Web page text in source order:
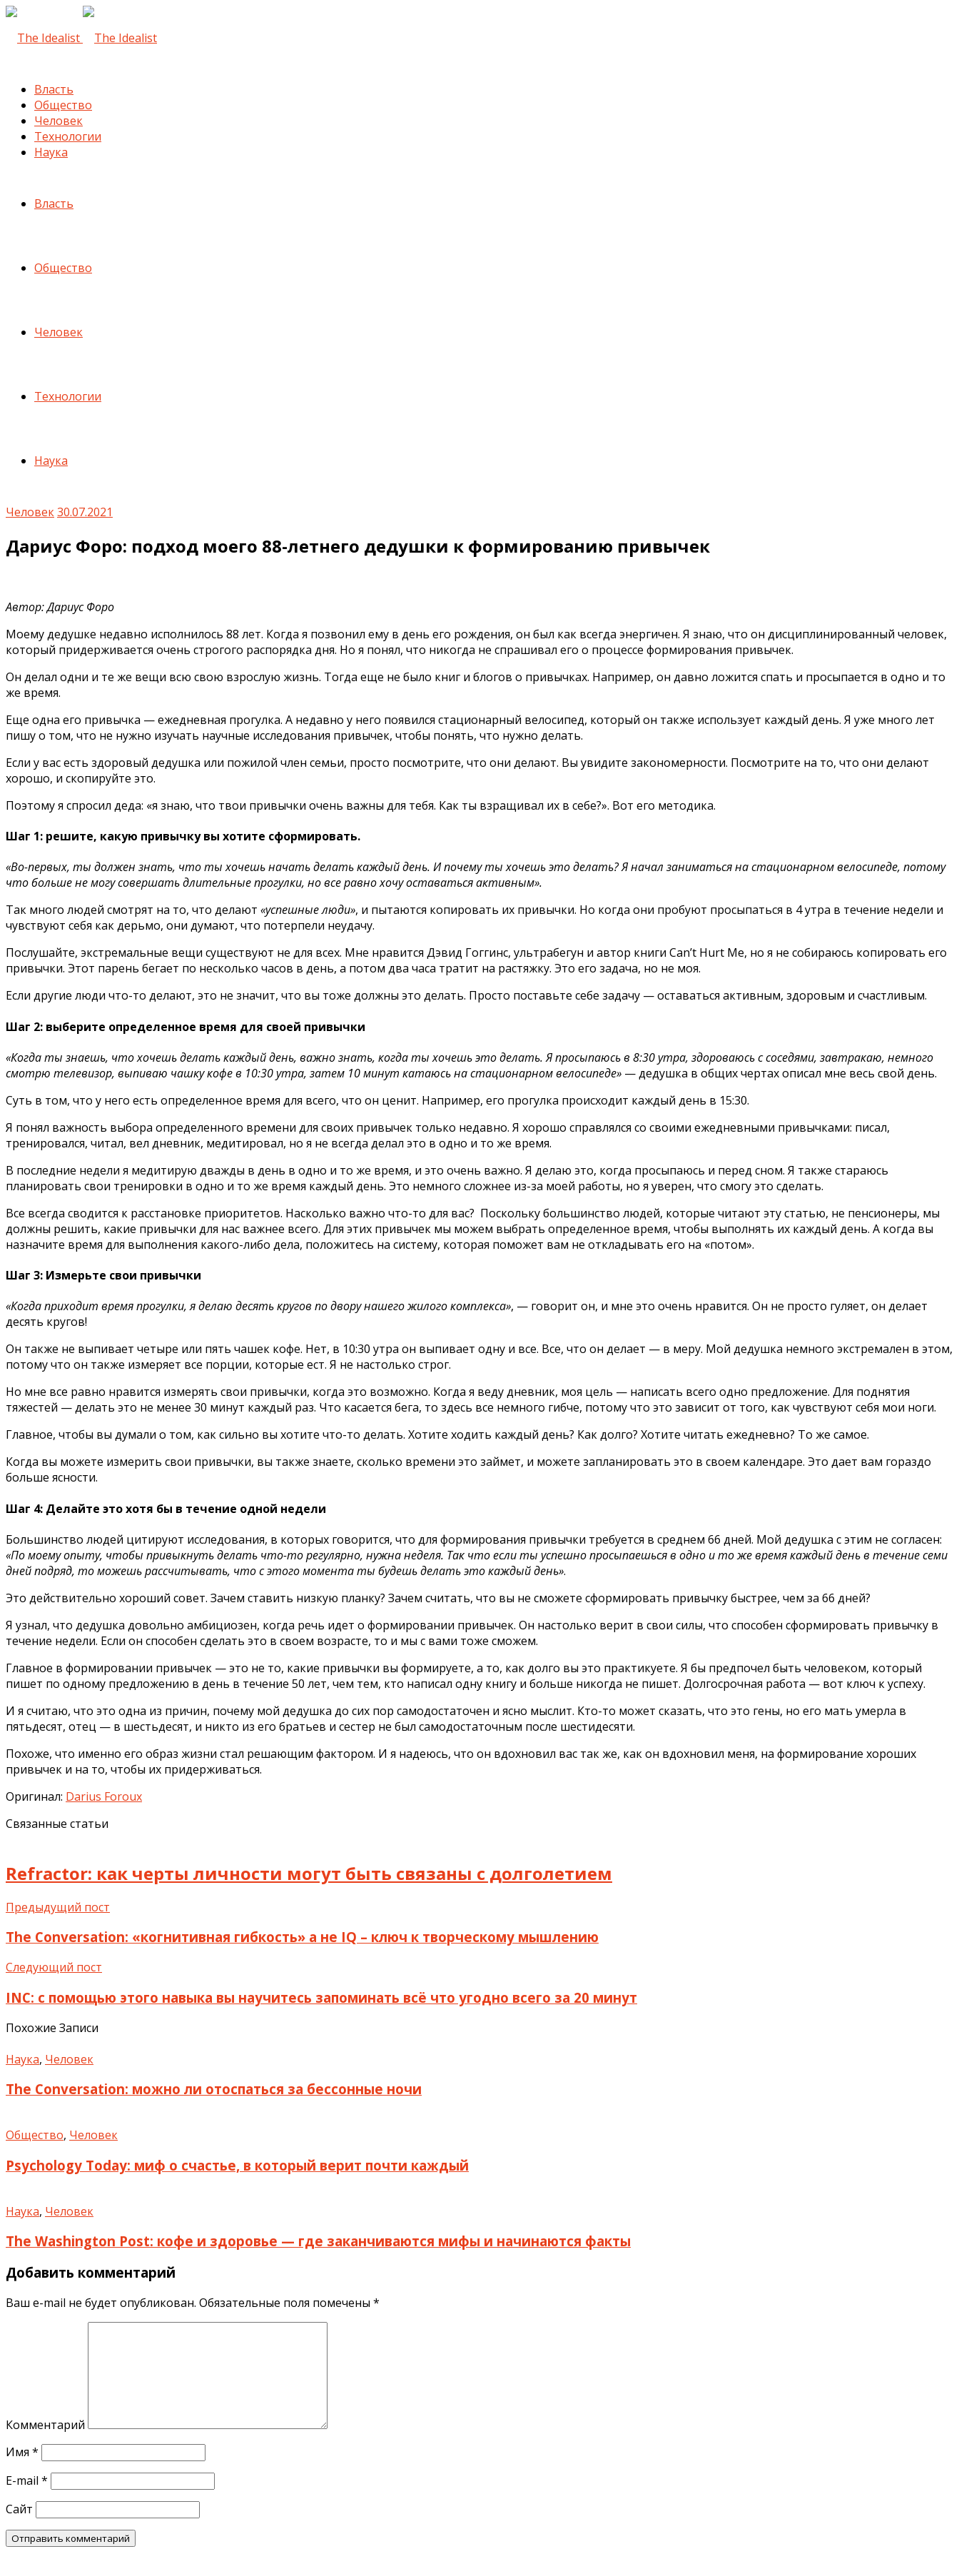
Власть
Общество
Человек
Технологии
Наука
Власть
Общество
Человек
Технологии
Наука
Человек30.07.2021
Дариус Форо: подход моего 88-летнего дедушки к формированию привычек
Автор: Дариус Форо
Моему дедушке недавно исполнилось 88 лет. Когда я позвонил ему в день его рождения, он был как всегда энергичен. Я знаю, что он дисциплинированный человек,
который придерживается очень строгого распорядка дня. Но я понял, что никогда не спрашивал его о процессе формирования привычек.
Он делал одни и те же вещи всю свою взрослую жизнь. Тогда еще не было книг и блогов о привычках. Например, он давно ложится спать и просыпается в одно и то
же время.
Еще одна его привычка — ежедневная прогулка. А недавно у него появился стационарный велосипед, который он также использует каждый день. Я уже много лет
пишу о том, что не нужно изучать научные исследования привычек, чтобы понять, что нужно делать.
Если у вас есть здоровый дедушка или пожилой член семьи, просто посмотрите, что они делают. Вы увидите закономерности. Посмотрите на то, что они делают
хорошо, и скопируйте это.
Поэтому я спросил деда: «я знаю, что твои привычки очень важны для тебя. Как ты взращивал их в себе?». Вот его методика.
Шаг 1: решите, какую привычку вы хотите сформировать.
«Во-первых, ты должен знать, что ты хочешь начать делать каждый день. И почему ты хочешь это делать? Я начал заниматься на стационарном велосипеде, потому
что больше не могу совершать длительные прогулки, но все равно хочу оставаться активным».
Так много людей смотрят на то, что делают «успешные люди», и пытаются копировать их привычки. Но когда они пробуют просыпаться в 4 утра в течение недели и
чувствуют себя как дерьмо, они думают, что потерпели неудачу.
Послушайте, экстремальные вещи существуют не для всех. Мне нравится Дэвид Гоггинс, ультрабегун и автор книги Can’t Hurt Me, но я не собираюсь копировать его
привычки. Этот парень бегает по несколько часов в день, а потом два часа тратит на растяжку. Это его задача, но не моя.
Если другие люди что-то делают, это не значит, что вы тоже должны это делать. Просто поставьте себе задачу — оставаться активным, здоровым и счастливым.
Шаг 2: выберите определенное время для своей привычки
«Когда ты знаешь, что хочешь делать каждый день, важно знать, когда ты хочешь это делать. Я просыпаюсь в 8:30 утра, здороваюсь с соседями, завтракаю, немного
смотрю телевизор, выпиваю чашку кофе в 10:30 утра, затем 10 минут катаюсь на стационарном велосипеде» — дедушка в общих чертах описал мне весь свой день.
Суть в том, что у него есть определенное время для всего, что он ценит. Например, его прогулка происходит каждый день в 15:30.
Я понял важность выбора определенного времени для своих привычек только недавно. Я хорошо справлялся со своими ежедневными привычками: писал,
тренировался, читал, вел дневник, медитировал, но я не всегда делал это в одно и то же время.
В последние недели я медитирую дважды в день в одно и то же время, и это очень важно. Я делаю это, когда просыпаюсь и перед сном. Я также стараюсь
планировать свои тренировки в одно и то же время каждый день. Это немного сложнее из-за моей работы, но я уверен, что смогу это сделать.
Все всегда сводится к расстановке приоритетов. Насколько важно что-то для вас? Поскольку большинство людей, которые читают эту статью, не пенсионеры, мы
должны решить, какие привычки для нас важнее всего. Для этих привычек мы можем выбрать определенное время, чтобы выполнять их каждый день. А когда вы
назначите время для выполнения какого-либо дела, положитесь на систему, которая поможет вам не откладывать его на «потом».
Шаг 3: Измерьте свои привычки
«Когда приходит время прогулки, я делаю десять кругов по двору нашего жилого комплекса», — говорит он, и мне это очень нравится. Он не просто гуляет, он делает
десять кругов!
Он также не выпивает четыре или пять чашек кофе. Нет, в 10:30 утра он выпивает одну и все. Все, что он делает — в меру. Мой дедушка немного экстремален в этом,
потому что он также измеряет все порции, которые ест. Я не настолько строг.
Но мне все равно нравится измерять свои привычки, когда это возможно. Когда я веду дневник, моя цель — написать всего одно предложение. Для поднятия
тяжестей — делать это не менее 30 минут каждый раз. Что касается бега, то здесь все немного гибче, потому что это зависит от того, как чувствуют себя мои ноги.
Главное, чтобы вы думали о том, как сильно вы хотите что-то делать. Хотите ходить каждый день? Как долго? Хотите читать ежедневно? То же самое.
Когда вы можете измерить свои привычки, вы также знаете, сколько времени это займет, и можете запланировать это в своем календаре. Это дает вам гораздо
больше ясности.
Шаг 4: Делайте это хотя бы в течение одной недели
Большинство людей цитируют исследования, в которых говорится, что для формирования привычки требуется в среднем 66 дней. Мой дедушка с этим не согласен:
«По моему опыту, чтобы привыкнуть делать что-то регулярно, нужна неделя. Так что если ты успешно просыпаешься в одно и то же время каждый день в течение семи
дней подряд, то можешь рассчитывать, что с этого момента ты будешь делать это каждый день».
Это действительно хороший совет. Зачем ставить низкую планку? Зачем считать, что вы не сможете сформировать привычку быстрее, чем за 66 дней?
Я узнал, что дедушка довольно амбициозен, когда речь идет о формировании привычек. Он настолько верит в свои силы, что способен сформировать привычку в
течение недели. Если он способен сделать это в своем возрасте, то и мы с вами тоже сможем.
Главное в формировании привычек — это не то, какие привычки вы формируете, а то, как долго вы это практикуете. Я бы предпочел быть человеком, который
пишет по одному предложению в день в течение 50 лет, чем тем, кто написал одну книгу и больше никогда не пишет. Долгосрочная работа — вот ключ к успеху.
И я считаю, что это одна из причин, почему мой дедушка до сих пор самодостаточен и ясно мыслит. Кто-то может сказать, что это гены, но его мать умерла в
пятьдесят, отец — в шестьдесят, и никто из его братьев и сестер не был самодостаточным после шестидесяти.
Похоже, что именно его образ жизни стал решающим фактором. И я надеюсь, что он вдохновил вас так же, как он вдохновил меня, на формирование хороших
привычек и на то, чтобы их придерживаться.
Оригинал: Darius Foroux
Связанные статьи
Refractor: как черты личности могут быть связаны с долголетием
Предыдущий пост
The Conversation: «когнитивная гибкость» а не IQ – ключ к творческому мышлению
Следующий пост
INC: с помощью этого навыка вы научитесь запоминать всё что угодно всего за 20 минут
Похожие Записи
Наука, Человек
The Conversation: можно ли отоспаться за бессонные ночи
Общество, Человек
Psychology Today: миф о счастье, в который верит почти каждый
Наука, Человек
The Washington Post: кофе и здоровье — где заканчиваются мифы и начинаются факты
Добавить комментарий
Ваш e-mail не будет опубликован. Обязательные поля помечены *
Комментарий
Имя *
E-mail *
Сайт